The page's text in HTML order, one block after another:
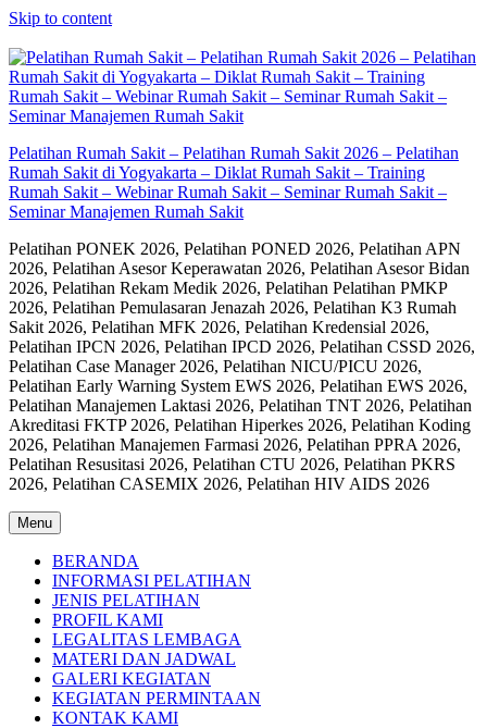
Skip to content
Pelatihan Rumah Sakit – Pelatihan Rumah Sakit 2026 – Pelatihan
Rumah Sakit di Yogyakarta – Diklat Rumah Sakit – Training
Rumah Sakit – Webinar Rumah Sakit – Seminar Rumah Sakit –
Seminar Manajemen Rumah Sakit
Pelatihan PONEK 2026, Pelatihan PONED 2026, Pelatihan APN
2026, Pelatihan Asesor Keperawatan 2026, Pelatihan Asesor Bidan
2026, Pelatihan Rekam Medik 2026, Pelatihan Pelatihan PMKP
2026, Pelatihan Pemulasaran Jenazah 2026, Pelatihan K3 Rumah
Sakit 2026, Pelatihan MFK 2026, Pelatihan Kredensial 2026,
Pelatihan IPCN 2026, Pelatihan IPCD 2026, Pelatihan CSSD 2026,
Pelatihan Case Manager 2026, Pelatihan NICU/PICU 2026,
Pelatihan Early Warning System EWS 2026, Pelatihan EWS 2026,
Pelatihan Manajemen Laktasi 2026, Pelatihan TNT 2026, Pelatihan
Akreditasi FKTP 2026, Pelatihan Hiperkes 2026, Pelatihan Koding
2026, Pelatihan Manajemen Farmasi 2026, Pelatihan PPRA 2026,
Pelatihan Resusitasi 2026, Pelatihan CTU 2026, Pelatihan PKRS
2026, Pelatihan CASEMIX 2026, Pelatihan HIV AIDS 2026
Menu
BERANDA
INFORMASI PELATIHAN
JENIS PELATIHAN
PROFIL KAMI
LEGALITAS LEMBAGA
MATERI DAN JADWAL
GALERI KEGIATAN
KEGIATAN PERMINTAAN
KONTAK KAMI